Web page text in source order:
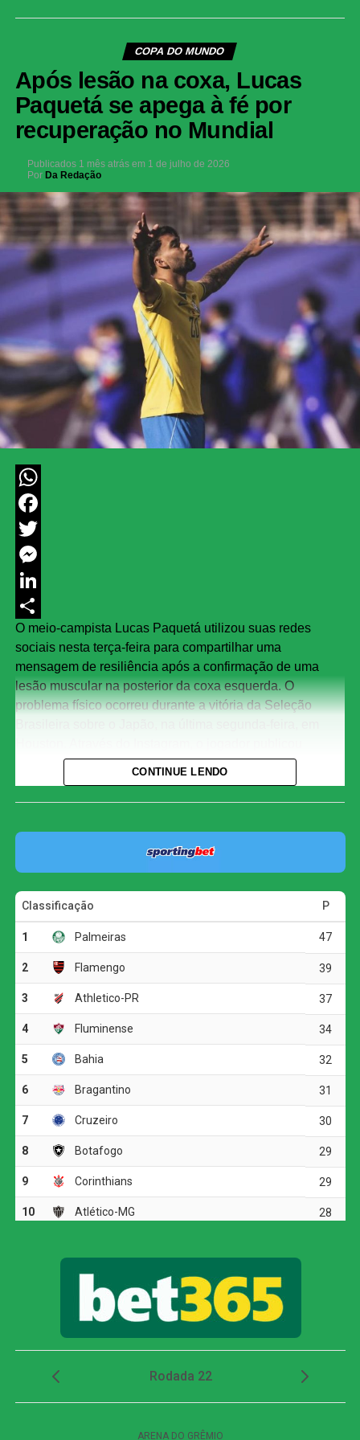
COPA DO MUNDO
Após lesão na coxa, Lucas
Paquetá se apega à fé por
recuperação no Mundial
Publicados 1 mês atrás em 1 de julho de 2026
Por Da Redação
WhatsApp
Facebook
Twitter
Messenger
LinkedIn
Share
O meio-campista Lucas Paquetá utilizou suas redes
sociais nesta terça-feira para compartilhar uma
mensagem de resiliência após a confirmação de uma
lesão muscular na posterior da coxa esquerda. O
problema físico ocorreu durante a vitória da Seleção
passagens bíblicas focadas em superação e
perseverança, reafirmando sua confiança no processo de
recuperação com a frase “Fé… eu já vivi disso antes”.
Ver essa foto no Instagram
A lesão aconteceu nos minutos iniciais do confronto
CONTINUE LENDO